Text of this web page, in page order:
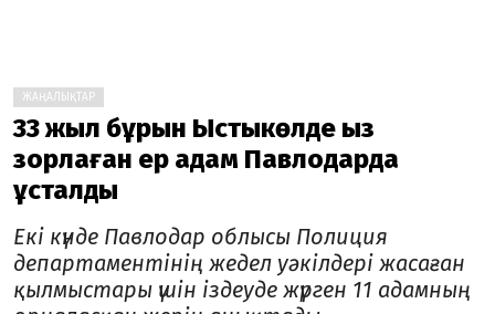
ЖАҢАЛЫҚТАР
33 жыл бұрын Ыстықкөлде қыз
зорлаған ер адам Павлодарда
ұсталды
Екі күнде Павлодар облысы Полиция
департаментінің жедел уәкілдері жасаған
қылмыстары үшін іздеуде жүрген 11 адамның